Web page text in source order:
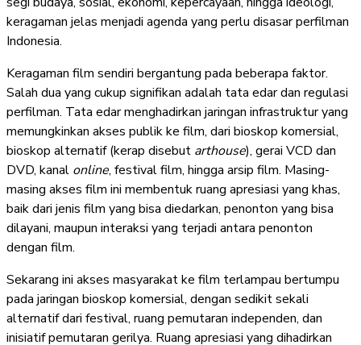
keragaman jelas menjadi agenda yang perlu disasar perfilman
Indonesia.
Keragaman film sendiri bergantung pada beberapa faktor.
Salah dua yang cukup signifikan adalah tata edar dan regulasi
perfilman. Tata edar menghadirkan jaringan infrastruktur yang
memungkinkan akses publik ke film, dari bioskop komersial,
bioskop alternatif (kerap disebut arthouse), gerai VCD dan
DVD, kanal online, festival film, hingga arsip film. Masing-
masing akses film ini membentuk ruang apresiasi yang khas,
baik dari jenis film yang bisa diedarkan, penonton yang bisa
dilayani, maupun interaksi yang terjadi antara penonton
dengan film.
Sekarang ini akses masyarakat ke film terlampau bertumpu
pada jaringan bioskop komersial, dengan sedikit sekali
alternatif dari festival, ruang pemutaran independen, dan
inisiatif pemutaran gerilya. Ruang apresiasi yang dihadirkan